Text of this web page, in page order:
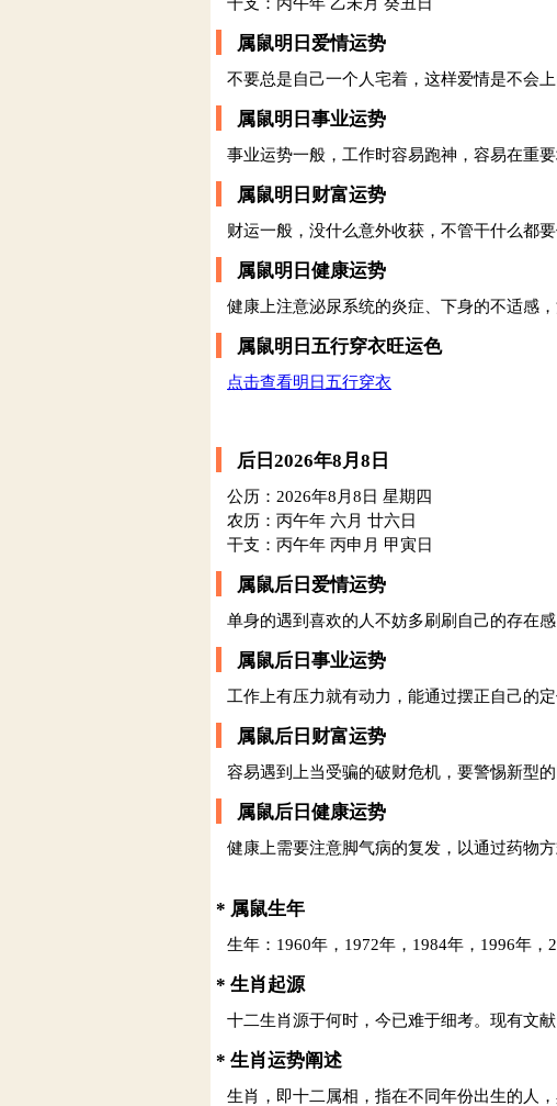
属鼠明日爱情运势
不要总是自己一个人宅着，这样爱情是不会
属鼠明日事业运势
事业运势一般，工作时容易跑神，容易在重
属鼠明日财富运势
财运一般，没什么意外收获，不管干什么都
属鼠明日健康运势
健康上注意泌尿系统的炎症、下身的不适感
属鼠明日五行穿衣旺运色
点击查看明日五行穿衣
后日2026年8月8日
公历：2026年8月8日 星期四
农历：丙午年 六月 廿六日
干支：丙午年 丙申月 甲寅日
属鼠后日爱情运势
单身的遇到喜欢的人不妨多刷刷自己的存在
属鼠后日事业运势
工作上有压力就有动力，能通过摆正自己的
属鼠后日财富运势
容易遇到上当受骗的破财危机，要警惕新型
属鼠后日健康运势
健康上需要注意脚气病的复发，以通过药物方
* 属鼠生年
生年：1960年，1972年，1984年，1996年，
* 生肖起源
十二生肖源于何时，今已难于细考。现有文
* 生肖运势阐述
生肖，即十二属相，指在不同年份出生的人